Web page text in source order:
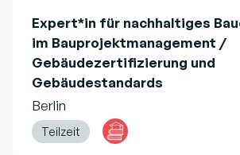
Expert*in für nachhaltiges
im Bauprojektmanagement /
Gebäudezertifizierung und
Gebäudestandards
Berlin
Teilzeit